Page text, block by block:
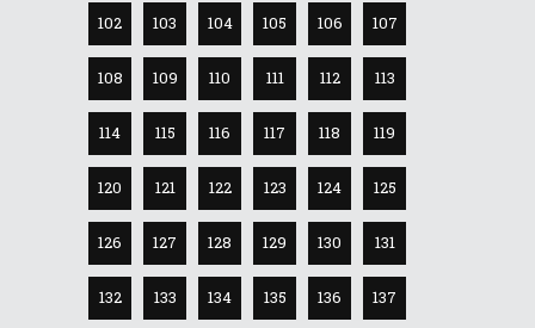
102 103 104 105 106 107
108 109 110 111 112 113
114 115 116 117 118 119
120 121 122 123 124 125
126 127 128 129 130 131
132 133 134 135 136 137